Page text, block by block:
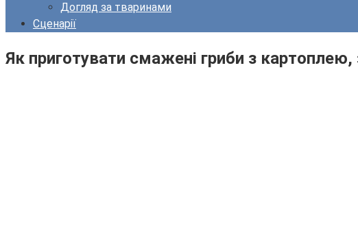
Догляд за тваринами
Сценарії
Як приготувати смажені гриби з